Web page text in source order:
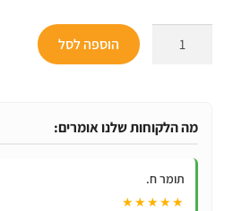
לקוחות
LG
AKB74915324
הוספה לסל
מה הלקוחות שלנו אומרים:
תומר ח.
★★★★★